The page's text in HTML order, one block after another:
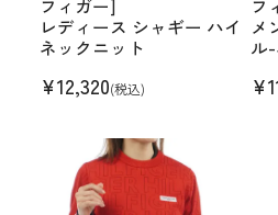
フィガー]
レディース シャギー ハイ
ネックニット
¥12,320(税込)
フ
メ
ル
¥